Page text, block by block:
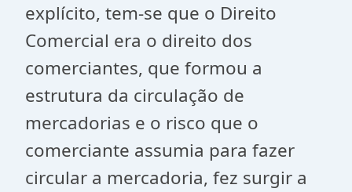
explícito, tem-se que o Direito
Comercial era o direito dos
comerciantes, que formou a
estrutura da circulação de
mercadorias e o risco que o
comerciante assumia para fazer
circular a mercadoria, fez surgir a